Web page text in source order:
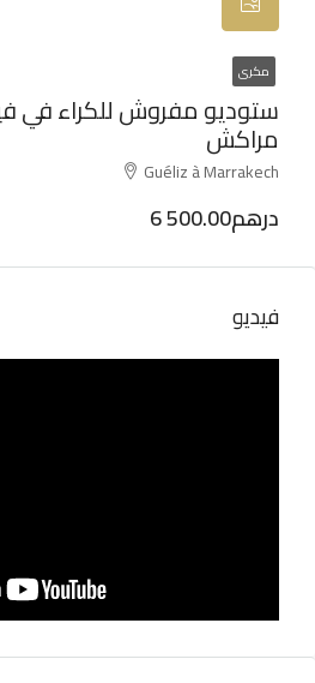
مكرى
مراكش
Guéliz à Marrakech
6 500.00درهم
فيديو